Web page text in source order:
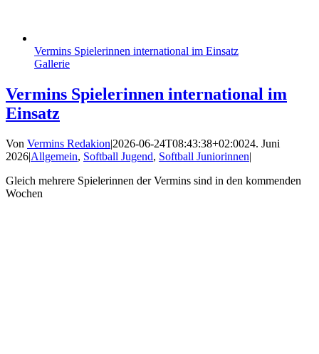
Vermins Spielerinnen international im Einsatz
Gallerie
Vermins Spielerinnen international im
Einsatz
Von Vermins Redakion|2026-06-24T08:43:38+02:0024. Juni
2026|Allgemein, Softball Jugend, Softball Juniorinnen|
Gleich mehrere Spielerinnen der Vermins sind in den kommenden
Wochen